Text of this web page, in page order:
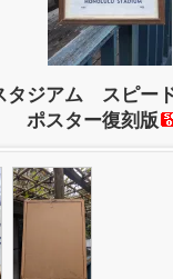
ジアム スピー
ポスター復刻版